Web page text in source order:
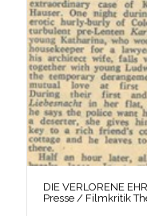
DIE VERLORENE
Presse / Filmkritik